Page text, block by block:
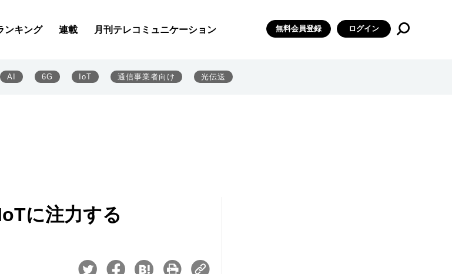
ンキング 連載 月刊テレコミュニケーション 無料会員登録 ログイン
AI 6G IoT 通信事業者向け 光伝送
に注力する